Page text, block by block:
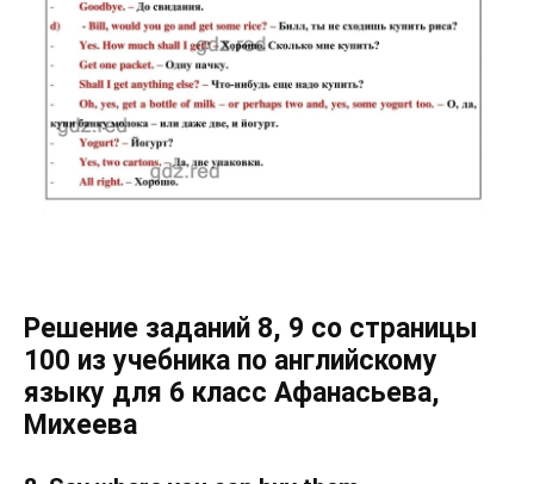
Решение заданий 8, 9 со страницы
100 из учебника по английскому
языку для 6 класс Афанасьева,
Михеева